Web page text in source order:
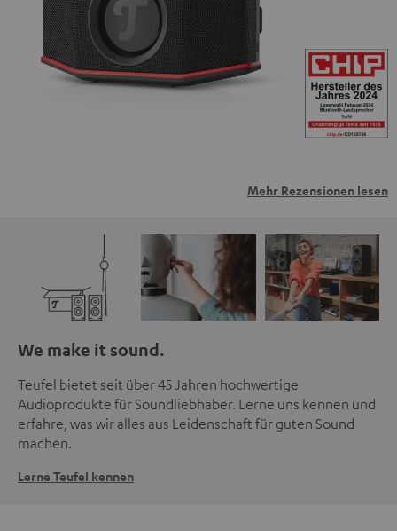
Mehr Rezensionen lesen
We make it sound.
Teufel bietet seit über 45 Jahren hochwertige
Audioprodukte für Soundliebhaber. Lerne uns kennen und
erfahre, was wir alles aus Leidenschaft für guten Sound
machen.
Lerne Teufel kennen